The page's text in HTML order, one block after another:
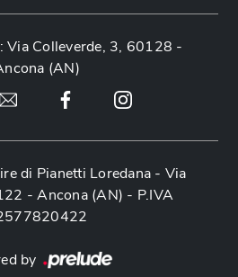
Via Colleverde, 3, 60128 -
(AN)
di Pianetti Loredana - Via
- Ancona (AN) - P.IVA
by